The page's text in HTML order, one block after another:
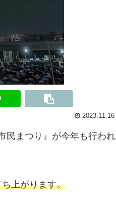
2023.11.16
民まつり』が今年も行われ
上がります。